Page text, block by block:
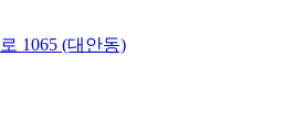
1065 (대안동)